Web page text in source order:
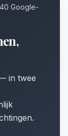
Google-
in twee